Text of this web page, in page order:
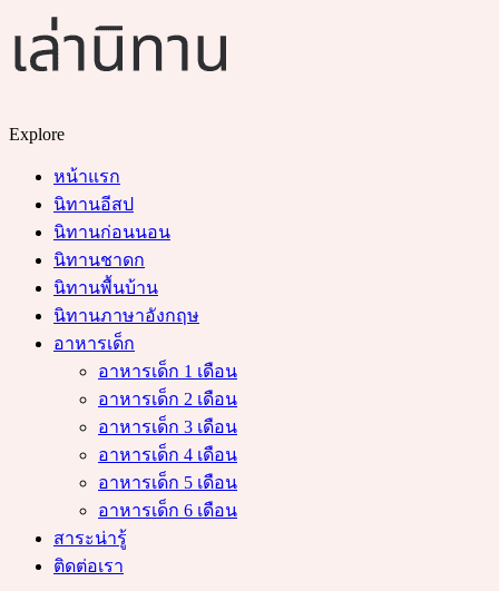
Search
Explore
หน้าแรก
นิทานอีสป
นิทานก่อนนอน
นิทานชาดก
นิทานพื้นบ้าน
นิทานภาษาอังกฤษ
อาหารเด็ก
อาหารเด็ก 1 เดือน
อาหารเด็ก 2 เดือน
อาหารเด็ก 3 เดือน
อาหารเด็ก 4 เดือน
อาหารเด็ก 5 เดือน
อาหารเด็ก 6 เดือน
สาระน่ารู้
ติดต่อเรา